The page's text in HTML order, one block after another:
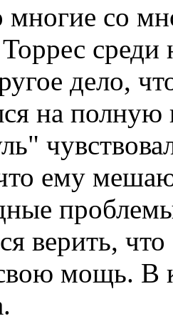
со
дело,
на
ему
верить,
мощь. В